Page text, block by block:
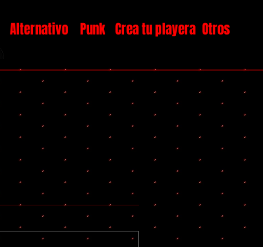
Alternativo Punk Crea tu playera Otros